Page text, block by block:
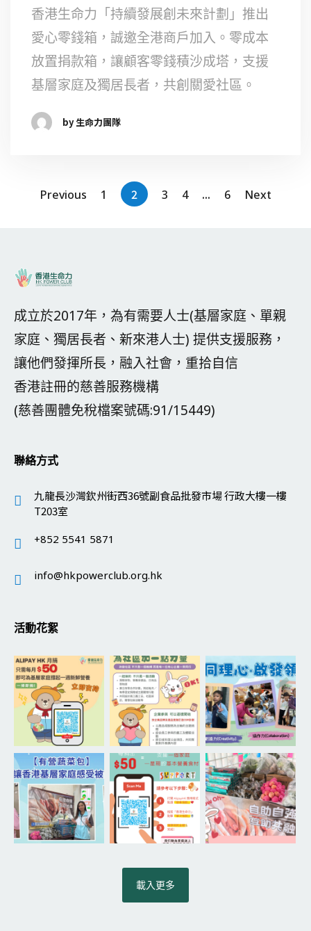
香港生命力「持續發展創未來計劃」推出
愛心零錢箱，誠邀全港商戶加入。零成本
放置捐款箱，讓顧客零錢積沙成塔，支援
基層家庭及獨居長者，共創關愛社區。
by 生命力團隊
Previous 1 2 3 4 ... 6 Next
成立於2017年，為有需要人士(基層家庭、單親
家庭、獨居長者、新來港人士) 提供支援服務，
讓他們發揮所長，融入社會，重拾自信
香港註冊的慈善服務機構
(慈善團體免稅檔案號碼:91/15449)
聯絡方式
九龍長沙灣欽州街西36號副食品批發市場 行政大樓一樓
T203室
+852 5541 5871
info@hkpowerclub.org.hk
活動花絮
載入更多